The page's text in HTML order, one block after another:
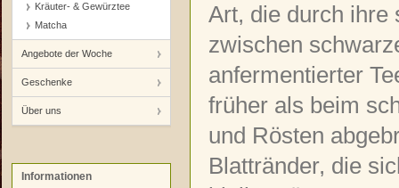
Kräuter- & Gewürztee
Matcha
Angebote der Woche
Geschenke
Über uns
Informationen
Art, die durch ihre
zwischen
anfermentierter
früher als beim
und Rösten
Blattränder, die